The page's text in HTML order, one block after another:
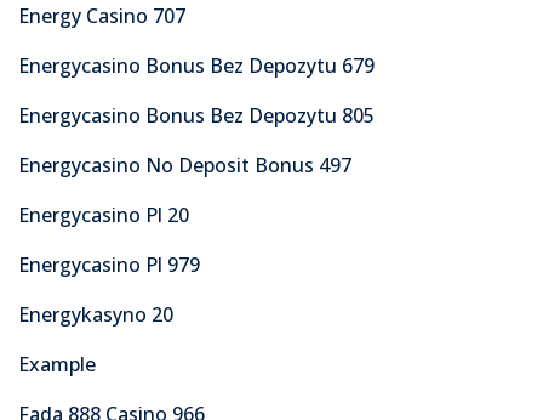
Energy Casino 707
Energycasino Bonus Bez Depozytu 679
Energycasino Bonus Bez Depozytu 805
Energycasino No Deposit Bonus 497
Energycasino Pl 20
Energycasino Pl 979
Energykasyno 20
Example
Fada 888 Casino 966